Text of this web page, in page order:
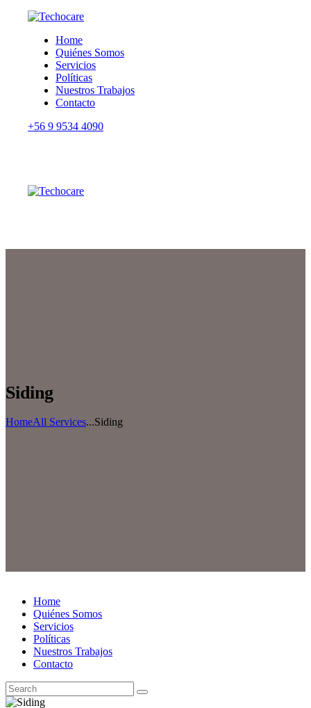
Home
Quiénes Somos
Servicios
Políticas
Nuestros Trabajos
Contacto
+56 9 9534 4090
Siding
HomeAll Services...Siding
Home
Quiénes Somos
Servicios
Políticas
Nuestros Trabajos
Contacto